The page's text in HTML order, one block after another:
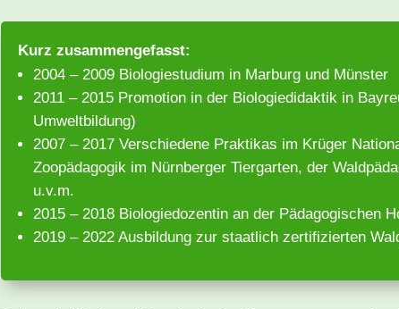
Kurz zusammengefasst:
2004 – 2009 Biologiestudium in Marburg und Münster
2011 – 2015 Promotion in der Biologiedidaktik in
Umweltbildung)
2007 – 2017 Verschiedene Praktikas im Krüger
Zoopädagogik im Nürnberger Tiergarten, der
u.v.m.
2015 – 2018 Biologiedozentin an der Pädagogischen
2019 – 2022 Ausbildung zur staatlich zertifizierten